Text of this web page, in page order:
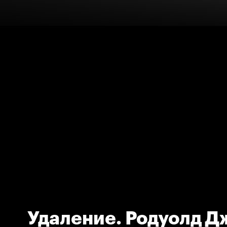
Удаление. Родуолд